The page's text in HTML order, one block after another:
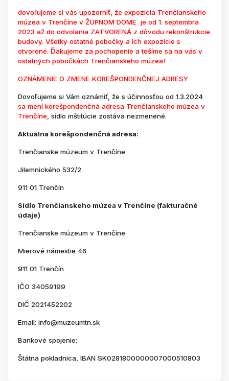
dovoľujeme si vás upozorniť, že expozícia Trenčianskeho
múzea v Trenčíne v ŽUPNOM DOME je od 1. septembra
2023 až do odvolania ZATVORENÁ z dôvodu rekonštrukcie
budovy. Všetky ostatné pobočky a ich expozície s
otvorené. Ďakujeme za pochopenie a tešíme sa na vás v
ostatných pobočkách Trenčianskeho múzea!
OZNÁMENIE O ZMENE KOREŠPONDENČNEJ ADRESY
Dovoľujeme si Vám oznámiť, že s účinnosťou od 1.3.2024
sa mení korešpondenčná adresa Trenčianskeho múzea v
Trenčíne, sídlo inštitúcie zostáva nezmenené.
Aktuálna korešpondenčná adresa:
Trenčianske múzeum v Trenčíne
Jilemnického 532/2
911 01 Trenčín
Sídlo Trenčianskeho múzea v Trenčíne (fakturačné
údaje)
Trenčianske múzeum v Trenčíne
Mierové námestie 46
911 01 Trenčín
IČO 34059199
DIČ 2021452202
Email: info@muzeumtn.sk
Bankové spojenie:
Štátna pokladnica, IBAN SK0281800000007000510803